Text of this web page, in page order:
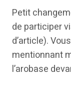
Petit
de participer
d’article).
mentionnant
l’arobase